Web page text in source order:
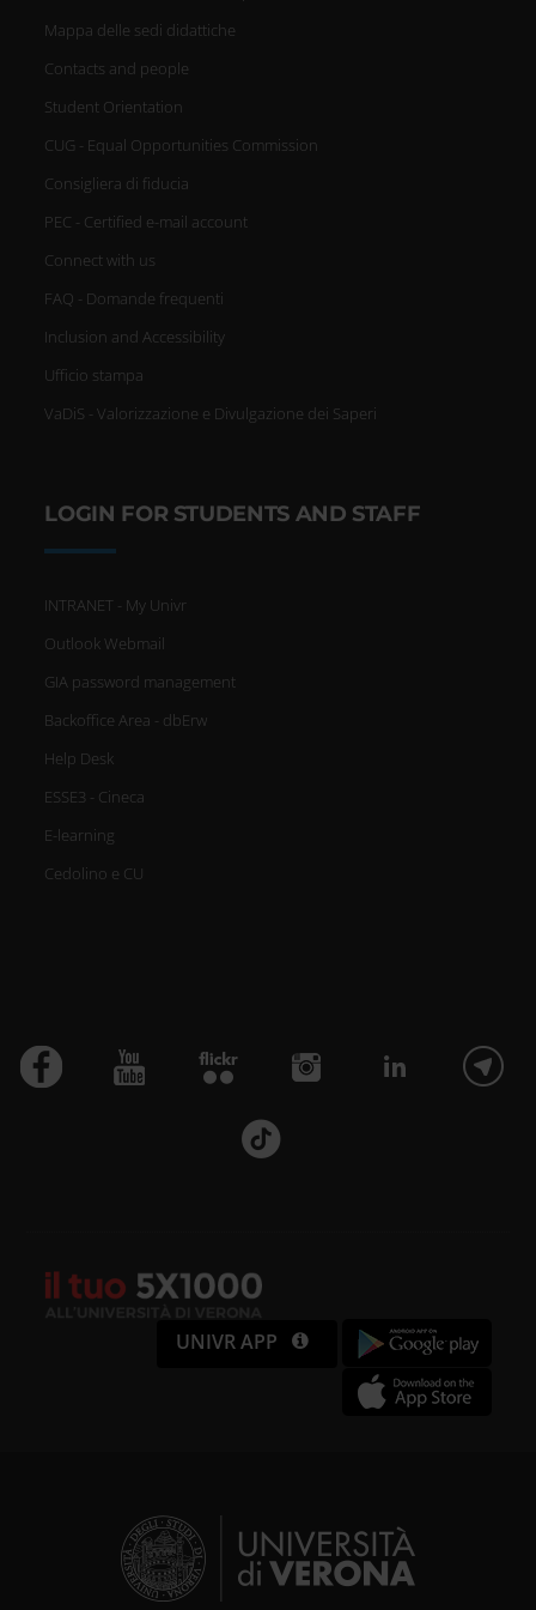
Mappa delle sedi didattiche
Contacts and people
Student Orientation
CUG - Equal Opportunities Commission
Consigliera di fiducia
PEC - Certified e-mail account
Connect with us
FAQ - Domande frequenti
Inclusion and Accessibility
Ufficio stampa
VaDiS - Valorizzazione e Divulgazione dei Saperi
LOGIN FOR STUDENTS AND STAFF
INTRANET - My Univr
Outlook Webmail
GIA password management
Backoffice Area - dbErw
Help Desk
ESSE3 - Cineca
E-learning
Cedolino e CU
UNIVR APP